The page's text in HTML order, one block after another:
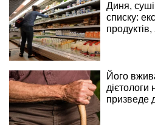
Диня,
списку:
продуктів,
Його
дієтологи
призведе